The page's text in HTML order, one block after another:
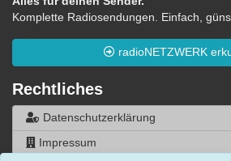
Komplette Radiosendungen. Einfach,
radioNETZWERK
Rechtliches
Datenschutzerklärung
Impressum